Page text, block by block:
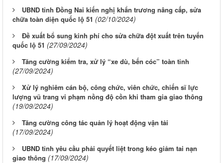
UBND tỉnh Đồng Nai kiến nghị khẩn trương nâng cấp, sửa
chữa toàn diện quốc lộ 51 (02/10/2024)
Đề xuất bổ sung kinh phí cho sửa chữa đột xuất trên tuyến
quốc lộ 51 (27/09/2024)
Tăng cường kiểm tra, xử lý “xe dù, bến cóc” toàn tỉnh
(27/09/2024)
Xử lý nghiêm cán bộ, công chức, viên chức, chiến sĩ lực
lượng vũ trang vi phạm nồng độ cồn khi tham gia giao thông
(19/09/2024)
Tăng cường công tác quản lý hoạt động vận tải
(17/09/2024)
UBND tỉnh yêu cầu phải quyết liệt trong kéo giảm tai nạn
giao thông (17/09/2024)